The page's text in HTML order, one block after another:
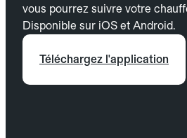
vous pourrez suivre votre
Disponible sur iOS et Android.
Téléchargez l'application